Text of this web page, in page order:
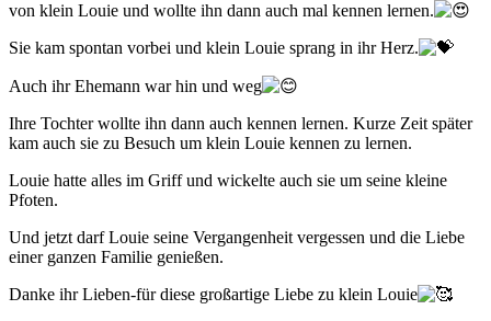
von klein Louie und wollte ihn dann auch mal kennen lernen.
Sie kam spontan vorbei und klein Louie sprang in ihr Herz.
Auch ihr Ehemann war hin und weg
Ihre Tochter wollte ihn dann auch kennen lernen. Kurze Zeit später
kam auch sie zu Besuch um klein Louie kennen zu lernen.
Louie hatte alles im Griff und wickelte auch sie um seine kleine
Pfoten.
Und jetzt darf Louie seine Vergangenheit vergessen und die Liebe
einer ganzen Familie genießen.
Danke ihr Lieben-für diese großartige Liebe zu klein Louie